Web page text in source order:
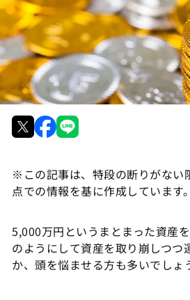
※この記事は、特段の断りがない
点での情報を基に作成しています。
5,000万円というまとまった資産
のようにして資産を取り崩しつつ
か、頭を悩ませる方も多いでしょ